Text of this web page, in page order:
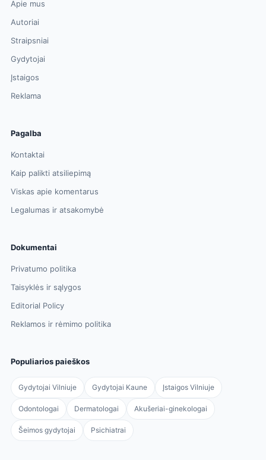
Apie mus
Autoriai
Straipsniai
Gydytojai
Įstaigos
Reklama
Pagalba
Kontaktai
Kaip palikti atsiliepimą
Viskas apie komentarus
Legalumas ir atsakomybė
Dokumentai
Privatumo politika
Taisyklės ir sąlygos
Editorial Policy
Reklamos ir rėmimo politika
Populiarios paieškos
Gydytojai Vilniuje Gydytojai Kaune Įstaigos Vilniuje
Odontologai Dermatologai Akušeriai-ginekologai
Šeimos gydytojai Psichiatrai